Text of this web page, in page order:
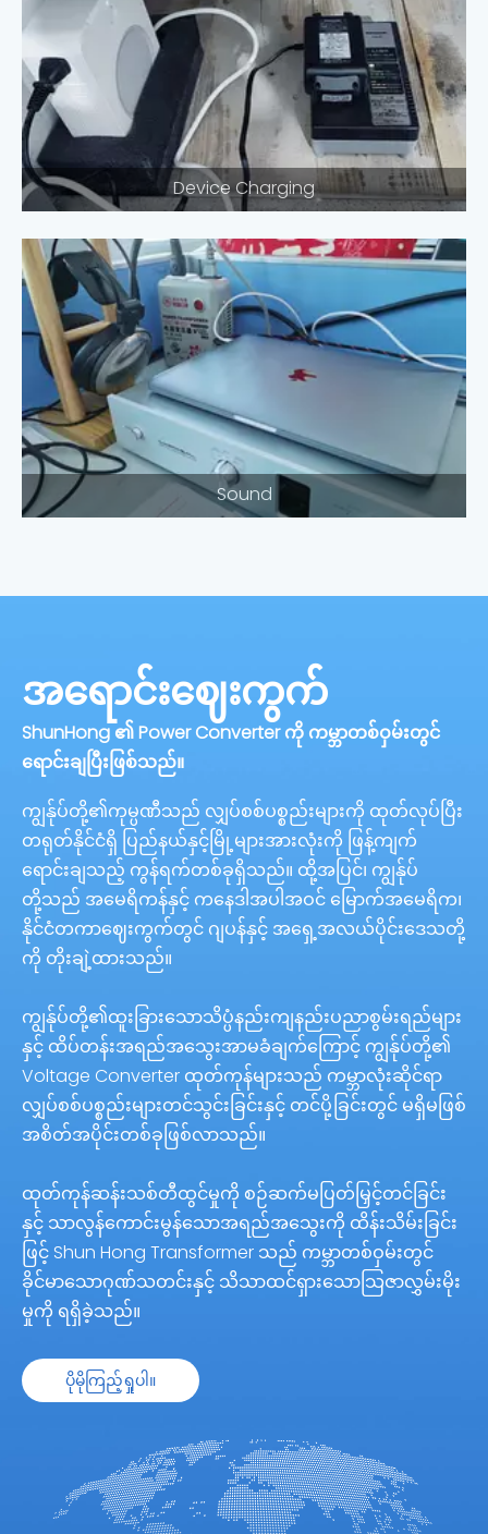
Device Charging
Sound
အရောင်းဈေးကွက်
ShunHong ၏ Power Converter ကို ကမ္ဘာတစ်ဝှမ်းတွင်
ရောင်းချပြီးဖြစ်သည်။
ကျွန်ုပ်တို့၏ကုမ္ပဏီသည် လျှပ်စစ်ပစ္စည်းများကို ထုတ်လုပ်ပြီး
တရုတ်နိုင်ငံရှိ ပြည်နယ်နှင့်မြို့များအားလုံးကို ဖြန့်ကျက်
ရောင်းချသည့် ကွန်ရက်တစ်ခုရှိသည်။ ထို့အပြင်၊ ကျွန်ုပ်
တို့သည် အမေရိကန်နှင့် ကနေဒါအပါအဝင် မြောက်အမေရိက၊
နိုင်ငံတကာဈေးကွက်တွင် ဂျပန်နှင့် အရှေ့အလယ်ပိုင်းဒေသတို့
ကို တိုးချဲ့ထားသည်။
ကျွန်ုပ်တို့၏ထူးခြားသောသိပ္ပံနည်းကျနည်းပညာစွမ်းရည်များ
နှင့် ထိပ်တန်းအရည်အသွေးအာမခံချက်ကြောင့် ကျွန်ုပ်တို့၏
Voltage Converter ထုတ်ကုန်များသည် ကမ္ဘာလုံးဆိုင်ရာ
လျှပ်စစ်ပစ္စည်းများတင်သွင်းခြင်းနှင့် တင်ပို့ခြင်းတွင် မရှိမဖြစ်
အစိတ်အပိုင်းတစ်ခုဖြစ်လာသည်။
ထုတ်ကုန်ဆန်းသစ်တီထွင်မှုကို စဉ်ဆက်မပြတ်မြှင့်တင်ခြင်း
နှင့် သာလွန်ကောင်းမွန်သောအရည်အသွေးကို ထိန်းသိမ်းခြင်း
ဖြင့် Shun Hong Transformer သည် ကမ္ဘာတစ်ဝှမ်းတွင်
ခိုင်မာသောဂုဏ်သတင်းနှင့် သိသာထင်ရှားသောသြဇာလွှမ်းမိုး
မှုကို ရရှိခဲ့သည်။
ပိုမိုကြည့်ရှုပါ။